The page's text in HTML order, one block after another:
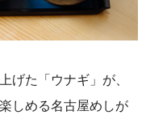
げた「ウナギ」が、
しめる名古屋めしが